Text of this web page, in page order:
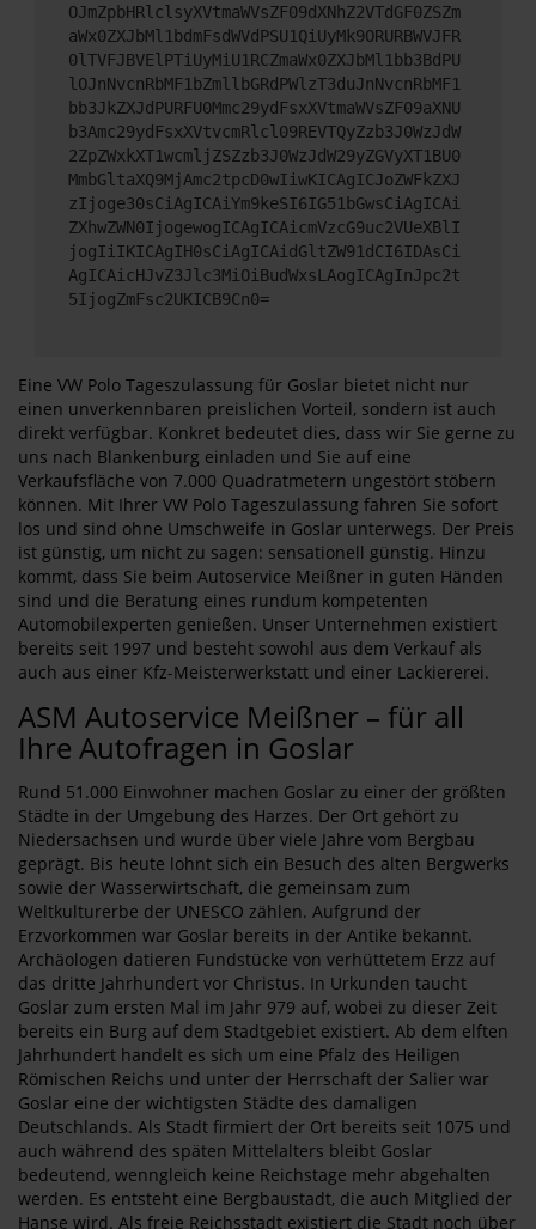
OJmZpbHRlclsyXVtmaWVsZF09dXNhZ2VTdGF0ZSZm
aWx0ZXJbMl1bdmFsdWVdPSU1QiUyMk9ORURBWVJFR
0lTVFJBVElPTiUyMiU1RCZmaWx0ZXJbMl1bb3BdPU
lOJnNvcnRbMF1bZmllbGRdPWlzT3duJnNvcnRbMF1
bb3JkZXJdPURFU0Mmc29ydFsxXVtmaWVsZF09aXNU
b3Amc29ydFsxXVtvcmRlcl09REVTQyZzb3J0WzJdW
2ZpZWxkXT1wcmljZSZzb3J0WzJdW29yZGVyXT1BU0
MmbGltaXQ9MjAmc2tpcD0wIiwKICAgICJoZWFkZXJ
zIjoge30sCiAgICAiYm9keSI6IG51bGwsCiAgICAi
ZXhwZWN0IjogewogICAgICAicmVzcG9uc2VUeXBlI
jogIiIKICAgIH0sCiAgICAidGltZW91dCI6IDAsCi
AgICAicHJvZ3Jlc3MiOiBudWxsLAogICAgInJpc2t
5IjogZmFsc2UKICB9Cn0=
Eine VW Polo Tageszulassung für Goslar bietet nicht nur
einen unverkennbaren preislichen Vorteil, sondern ist auch
direkt verfügbar. Konkret bedeutet dies, dass wir Sie gerne zu
uns nach Blankenburg einladen und Sie auf eine
Verkaufsfläche von 7.000 Quadratmetern ungestört stöbern
können. Mit Ihrer VW Polo Tageszulassung fahren Sie sofort
los und sind ohne Umschweife in Goslar unterwegs. Der Preis
ist günstig, um nicht zu sagen: sensationell günstig. Hinzu
kommt, dass Sie beim Autoservice Meißner in guten Händen
sind und die Beratung eines rundum kompetenten
Automobilexperten genießen. Unser Unternehmen existiert
bereits seit 1997 und besteht sowohl aus dem Verkauf als
auch aus einer Kfz-Meisterwerkstatt und einer Lackiererei.
ASM Autoservice Meißner – für all
Ihre Autofragen in Goslar
Rund 51.000 Einwohner machen Goslar zu einer der größten
Städte in der Umgebung des Harzes. Der Ort gehört zu
Niedersachsen und wurde über viele Jahre vom Bergbau
geprägt. Bis heute lohnt sich ein Besuch des alten Bergwerks
sowie der Wasserwirtschaft, die gemeinsam zum
Weltkulturerbe der UNESCO zählen. Aufgrund der
Erzvorkommen war Goslar bereits in der Antike bekannt.
Archäologen datieren Fundstücke von verhüttetem Erzz auf
das dritte Jahrhundert vor Christus. In Urkunden taucht
Goslar zum ersten Mal im Jahr 979 auf, wobei zu dieser Zeit
bereits ein Burg auf dem Stadtgebiet existiert. Ab dem elften
Jahrhundert handelt es sich um eine Pfalz des Heiligen
Römischen Reichs und unter der Herrschaft der Salier war
Goslar eine der wichtigsten Städte des damaligen
Deutschlands. Als Stadt firmiert der Ort bereits seit 1075 und
auch während des späten Mittelalters bleibt Goslar
bedeutend, wenngleich keine Reichstage mehr abgehalten
werden. Es entsteht eine Bergbaustadt, die auch Mitglied der
Hanse wird. Als freie Reichsstadt existiert die Stadt noch über